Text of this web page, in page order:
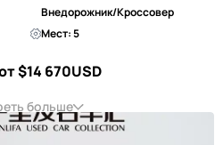
Внедорожник/Кроссовер
Мест: 5
$14 670USD
больше